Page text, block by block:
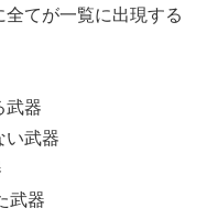
てが一覧に出現する
武器
い武器
武器